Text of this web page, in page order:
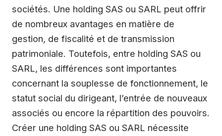
sociétés. Une holding SAS ou SARL peut offrir
de nombreux avantages en matière de
gestion, de fiscalité et de transmission
patrimoniale. Toutefois, entre holding SAS ou
SARL, les différences sont importantes
concernant la souplesse de fonctionnement, le
statut social du dirigeant, l’entrée de nouveaux
associés ou encore la répartition des pouvoirs.
Créer une holding SAS ou SARL nécessite